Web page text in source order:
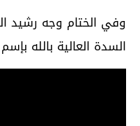
وفي الختام وجه رشيد
السدة العالية بالله